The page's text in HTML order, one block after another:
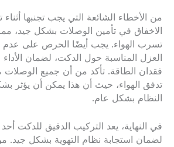
من الأخطاء الشائعة التي يجب تجنبها
الاخفاق في تأمين الوصلات بشكل جيد،
تسرب الهواء. يجب أيضًا الحرص على عدم
العزل المناسبة حول الدكت، لضمان الأداء
فقدان الطاقة. تأكد من أن جميع الوصلات
تدفق الهواء، حيث أن هذا يمكن أن يؤثر
النظام بشكل عام.
في النهاية، يعد التركيب الدقيق للدكت أحد
لضمان استجابة نظام التهوية بشكل جيد.